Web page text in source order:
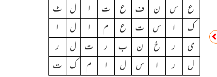
ع س ن ف ع ت ا ل ٹ
ک
ا س ت ع م ا ل
ا
ی
ر خ ن ب ر ت ل
ر
ل
ر ا س ل ا م ک ت